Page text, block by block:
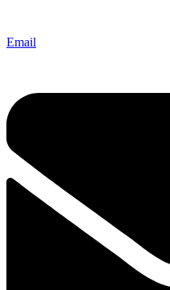
Email